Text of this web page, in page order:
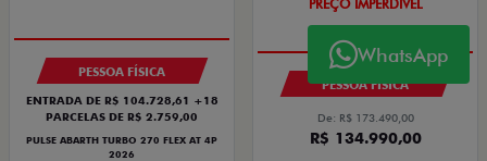
PESSOA FÍSICA
ENTRADA DE R$ 104.728,61 +18
PARCELAS DE R$ 2.759,00
PULSE ABARTH TURBO 270 FLEX AT 4P
2026
PREÇO IMPERDÍVEL
PESSOA FÍSICA
De: R$ 173.490,00
R$ 134.990,00
WhatsApp